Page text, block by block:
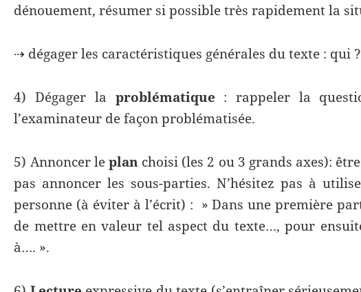
dénouement, résumer si possible très rapidement la
⇢ dégager les caractéristiques générales du texte : qui
4) Dégager la problématique : rappeler la
l’examinateur de façon problématisée.
5) Annoncer leplanchoisi (les 2 ou 3 grands axes):
pas annoncer les sous-parties. N’hésitez pas à
personne (à éviter à l’écrit) : » Dans une première
de mettre en valeur tel aspect du texte…, pour
à…. ».